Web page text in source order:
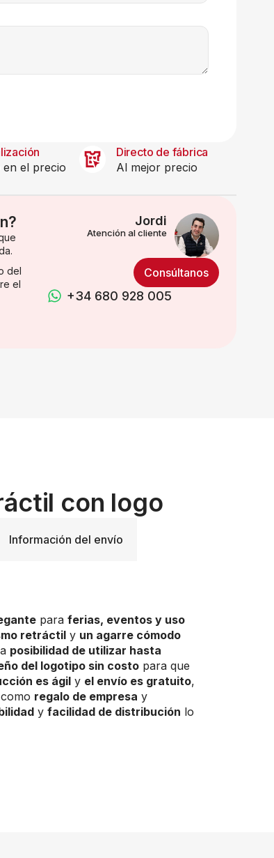
en el precio
Directo de fábrica
Al mejor precio
del
el
Jordi
Atención al cliente
Consúltanos
+34 680 928 005
con logo
Información del envío
para ferias, eventos y uso
retráctil y un agarre cómodo
posibilidad de utilizar hasta
del logotipo sin costo para que
es ágil y el envío es gratuito,
regalo de empresa y
y facilidad de distribución lo